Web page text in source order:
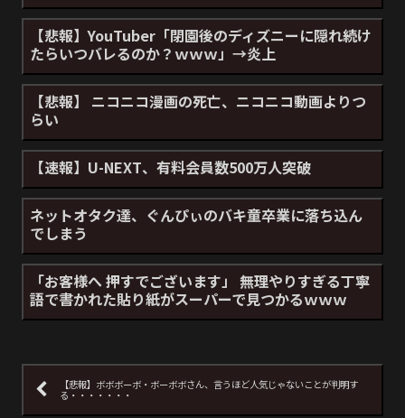
【悲報】YouTuber「閉園後のディズニーに隠れ続け
たらいつバレるのか？ｗｗｗ」→炎上
【悲報】 ニコニコ漫画の死亡、ニコニコ動画よりつ
らい
【速報】U-NEXT、有料会員数500万人突破
ネットオタク達、ぐんぴぃのバキ童卒業に落ち込ん
でしまう
「お客様へ 押すでございます」 無理やりすぎる丁寧
語で書かれた貼り紙がスーパーで見つかるｗｗｗ
【悲報】ボボボーボ・ボーボボさん、言うほど人気じゃないことが判明す
る・・・・・・・